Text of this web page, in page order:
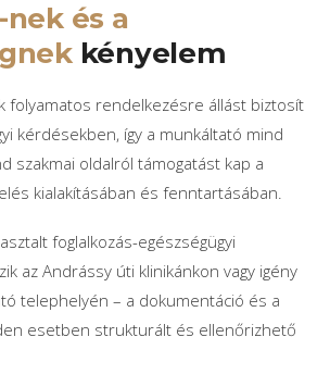
nek és a
kényelem
folyamatos rendelkezésre állást biztosít
kérdésekben, így a munkáltató mind
szakmai oldalról támogatást kap a
kialakításában és fenntartásában.
foglalkozás-egészségügyi
az Andrássy úti klinikánkon vagy igény
telephelyén – a dokumentáció és a
esetben strukturált és ellenőrizhető